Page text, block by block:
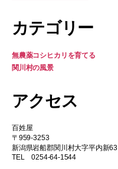
カテゴリー
無農薬コシヒカリを育てる
関川村の風景
アクセス
百姓屋
〒959-3253
新潟県岩船郡関川村大字平内新63
TEL 0254-64-1544